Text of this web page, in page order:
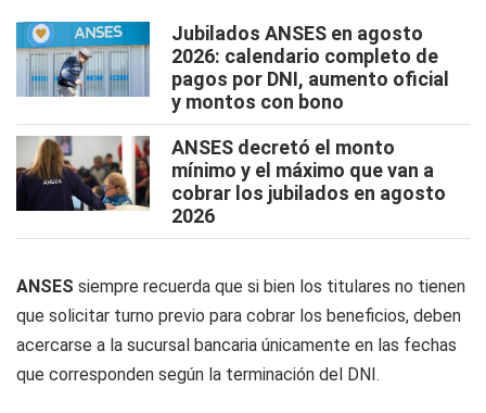
Jubilados ANSES en agosto
2026: calendario completo de
pagos por DNI, aumento oficial
y montos con bono
ANSES decretó el monto
mínimo y el máximo que van a
cobrar los jubilados en agosto
2026
ANSES siempre recuerda que si bien los titulares no tienen
que solicitar turno previo para cobrar los beneficios, deben
acercarse a la sucursal bancaria únicamente en las fechas
que corresponden según la terminación del DNI.